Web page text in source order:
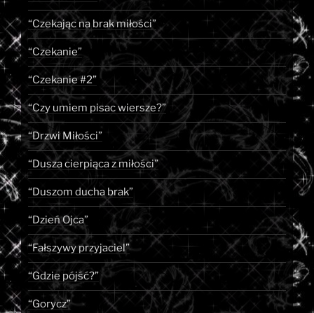
“Czekając na brak miłości”
“Czekanie”
“Czekanie #2”
“Czy umiem pisac wiersze?”
“Drzwi Miłości”
“Dusza cierpiąca z miłości”
“Duszom ducha brak”
“Dzień Ojca”
“Fałszywy przyjaciel”
“Gdzie pójść?”
“Gorycz”